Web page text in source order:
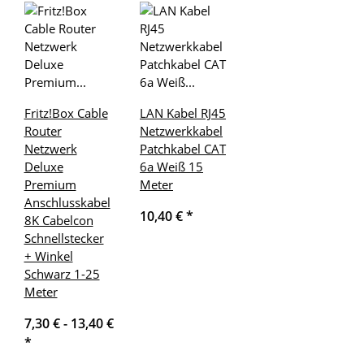
Fritz!Box Cable
Router
Netzwerk
Deluxe
Premium
Anschlusskabel
8K Cabelcon
Schnellstecker
+ Winkel
Schwarz 1-25
Meter
7,30 € - 13,40 €
*
LAN Kabel RJ45
Netzwerkkabel
Patchkabel CAT
6a Weiß 15
Meter
10,40 €*